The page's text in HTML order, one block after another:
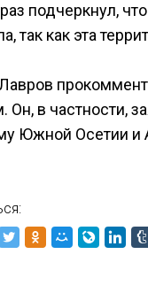
подчеркнул,
так как эта
Он, в частности,
Южной Осетии и